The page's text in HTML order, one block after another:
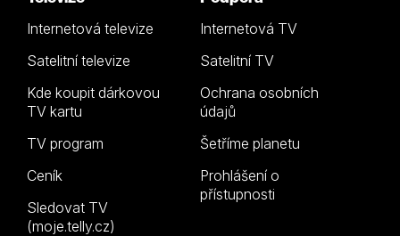
Internetová televize
Satelitní televize
Kde koupit dárkovou
TV kartu
TV program
Ceník
Sledovat TV
(moje.telly.cz)
Internetová TV
Satelitní TV
Ochrana osobních
údajů
Šetříme planetu
Prohlášení o
přístupnosti